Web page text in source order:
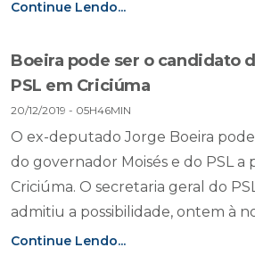
Continue Lendo...
Boeira pode ser o candidato
PSL em Criciúma
20/12/2019 - 05H46MIN
O ex-deputado Jorge Boeira
do governador Moisés e do PSL a
Criciúma. O secretaria geral do
admitiu a possibilidade, ontem à
Continue Lendo...